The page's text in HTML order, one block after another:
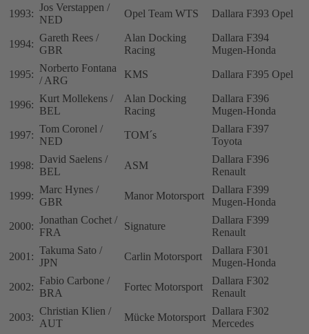
1993:
Jos Verstappen /
NED
Opel Team WTS Dallara F393 Opel
1994:
Gareth Rees /
GBR
Alan Docking
Racing
Dallara F394
Mugen-Honda
1995:
Norberto Fontana
/ ARG
KMS Dallara F395 Opel
1996:
Kurt Mollekens /
BEL
Alan Docking
Racing
Dallara F396
Mugen-Honda
1997:
Tom Coronel /
NED
TOM´s
Dallara F397
Toyota
1998:
David Saelens /
BEL
ASM
Dallara F396
Renault
1999:
Marc Hynes /
GBR
Manor Motorsport
Dallara F399
Mugen-Honda
2000:
Jonathan Cochet /
FRA
Signature
Dallara F399
Renault
2001:
Takuma Sato /
JPN
Carlin Motorsport
Dallara F301
Mugen-Honda
2002:
Fabio Carbone /
BRA
Fortec Motorsport
Dallara F302
Renault
2003:
Christian Klien /
AUT
Mücke Motorsport
Dallara F302
Mercedes